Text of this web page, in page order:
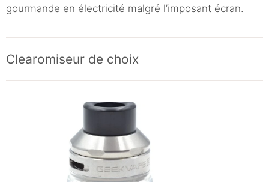
gourmande en électricité malgré l’imposant écran.
Clearomiseur de choix